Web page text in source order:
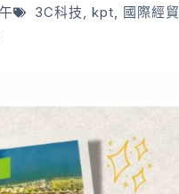
3C科技, kpt, 國際經貿